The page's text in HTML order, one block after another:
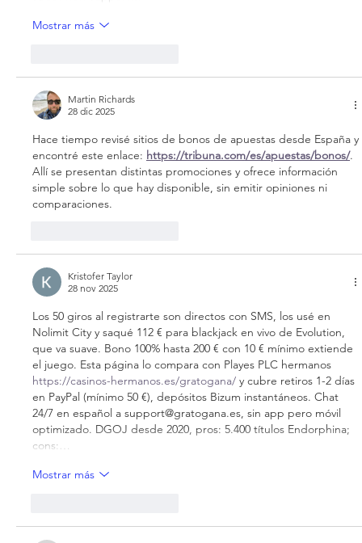
Mostrar más
Martin Richards
28 dic 2025
Hace tiempo revisé sitios de bonos de apuestas desde España y
encontré este enlace: https://tribuna.com/es/apuestas/bonos/.
Allí se presentan distintas promociones y ofrece información
simple sobre lo que hay disponible, sin emitir opiniones ni
comparaciones.
Kristofer Taylor
28 nov 2025
Los 50 giros al registrarte son directos con SMS, los usé en
Nolimit City y saqué 112 € para blackjack en vivo de Evolution,
que va suave. Bono 100% hasta 200 € con 10 € mínimo extiende
el juego. Esta página lo compara con Playes PLC hermanos
https://casinos-hermanos.es/gratogana/ y cubre retiros 1-2 días
en PayPal (mínimo 50 €), depósitos Bizum instantáneos. Chat
24/7 en español a support@gratogana.es, sin app pero móvil
optimizado. DGOJ desde 2020, pros: 5.400 títulos Endorphina;
cons:…
Mostrar más